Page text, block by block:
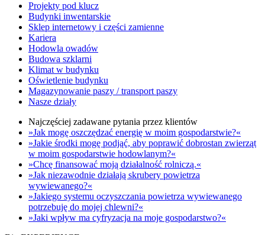
Projekty pod klucz
Budynki inwentarskie
Sklep internetowy i części zamienne
Kariera
Hodowla owadów
Budowa szklarni
Klimat w budynku
Oświetlenie budynku
Magazynowanie paszy / transport paszy
Nasze działy
Najczęściej zadawane pytania przez klientów
»Jak mogę oszczędzać energię w moim gospodarstwie?«
»Jakie środki mogę podjąć, aby poprawić dobrostan zwierząt
w moim gospodarstwie hodowlanym?«
»Chcę finansować moją działalność rolniczą.«
»Jak niezawodnie działają skrubery powietrza
wywiewanego?«
»Jakiego systemu oczyszczania powietrza wywiewanego
potrzebuję do mojej chlewni?«
»Jaki wpływ ma cyfryzacja na moje gospodarstwo?«